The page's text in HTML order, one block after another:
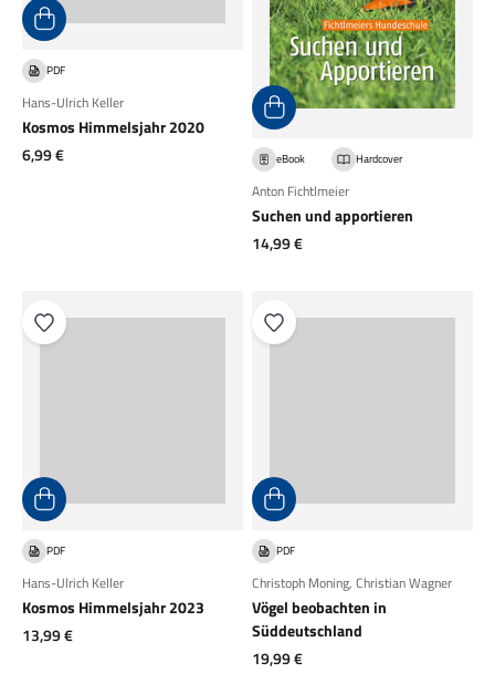
PDF
Hans-Ulrich Keller
Kosmos Himmelsjahr 2020
Angebot
6,99 € eBook Hardcover
Anton Fichtlmeier
Suchen und apportieren
Angebot
14,99 €
PDF
Hans-Ulrich Keller
Kosmos Himmelsjahr 2023
Angebot
13,99 €
PDF
Christoph Moning, Christian Wagner
Vögel beobachten in
Süddeutschland
Angebot
19,99 €